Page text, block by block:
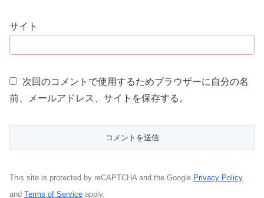
サイト
次回のコメントで使用するためブラウザーに自分の名
前、メールアドレス、サイトを保存する。
This site is protected by reCAPTCHA and the Google Privacy Policy
and Terms of Service apply.